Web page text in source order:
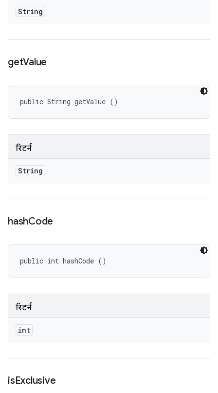
String
getValue
public String getValue ()
रिटर्न
String
hashCode
public int hashCode ()
रिटर्न
int
isExclusive